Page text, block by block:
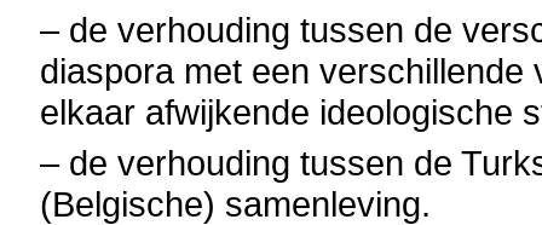
– de verhouding tussen de
diaspora met een
elkaar afwijkende ideologische
– de verhouding tussen de
(Belgische) samenleving.